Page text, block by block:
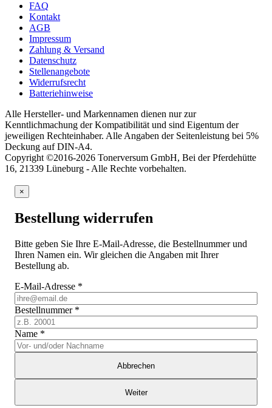
FAQ
Kontakt
AGB
Impressum
Zahlung & Versand
Datenschutz
Stellenangebote
Widerrufsrecht
Batteriehinweise
Alle Hersteller- und Markennamen dienen nur zur
Kenntlichmachung der Kompatibilität und sind Eigentum der
jeweiligen Rechteinhaber. Alle Angaben der Seitenleistung bei 5%
Deckung auf DIN-A4.
Copyright ©2016-2026 Tonerversum GmbH, Bei der Pferdehütte
16, 21339 Lüneburg - Alle Rechte vorbehalten.
×
Bestellung widerrufen
Bitte geben Sie Ihre E-Mail-Adresse, die Bestellnummer und
Ihren Namen ein. Wir gleichen die Angaben mit Ihrer
Bestellung ab.
E-Mail-Adresse *
Bestellnummer *
Name *
Abbrechen
Weiter